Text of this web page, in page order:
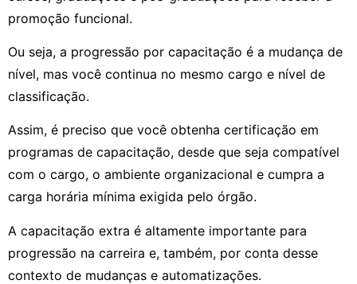
promoção funcional.
Ou seja, a progressão por capacitação é a mudança de
nível, mas você continua no mesmo cargo e nível de
classificação.
Assim, é preciso que você obtenha certificação em
programas de capacitação, desde que seja compatível
com o cargo, o ambiente organizacional e cumpra a
carga horária mínima exigida pelo órgão.
A capacitação extra é altamente importante para
progressão na carreira e, também, por conta desse
contexto de mudanças e automatizações.